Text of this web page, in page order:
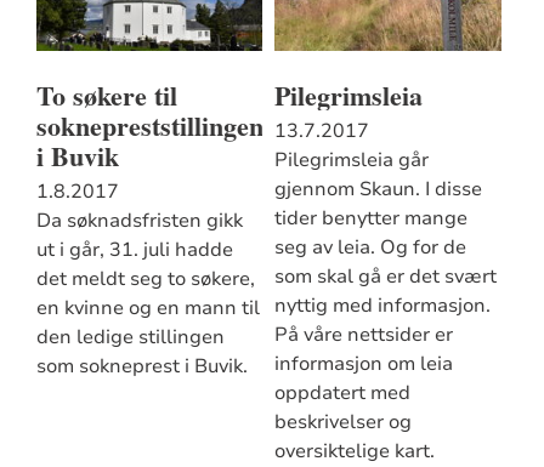
To søkere til
soknepreststillingen
i Buvik
1.8.2017
Da søknadsfristen gikk
ut i går, 31. juli hadde
det meldt seg to søkere,
en kvinne og en mann til
den ledige stillingen
som sokneprest i Buvik.
Pilegrimsleia
13.7.2017
Pilegrimsleia går
gjennom Skaun. I disse
tider benytter mange
seg av leia. Og for de
som skal gå er det svært
nyttig med informasjon.
På våre nettsider er
informasjon om leia
oppdatert med
beskrivelser og
oversiktelige kart.